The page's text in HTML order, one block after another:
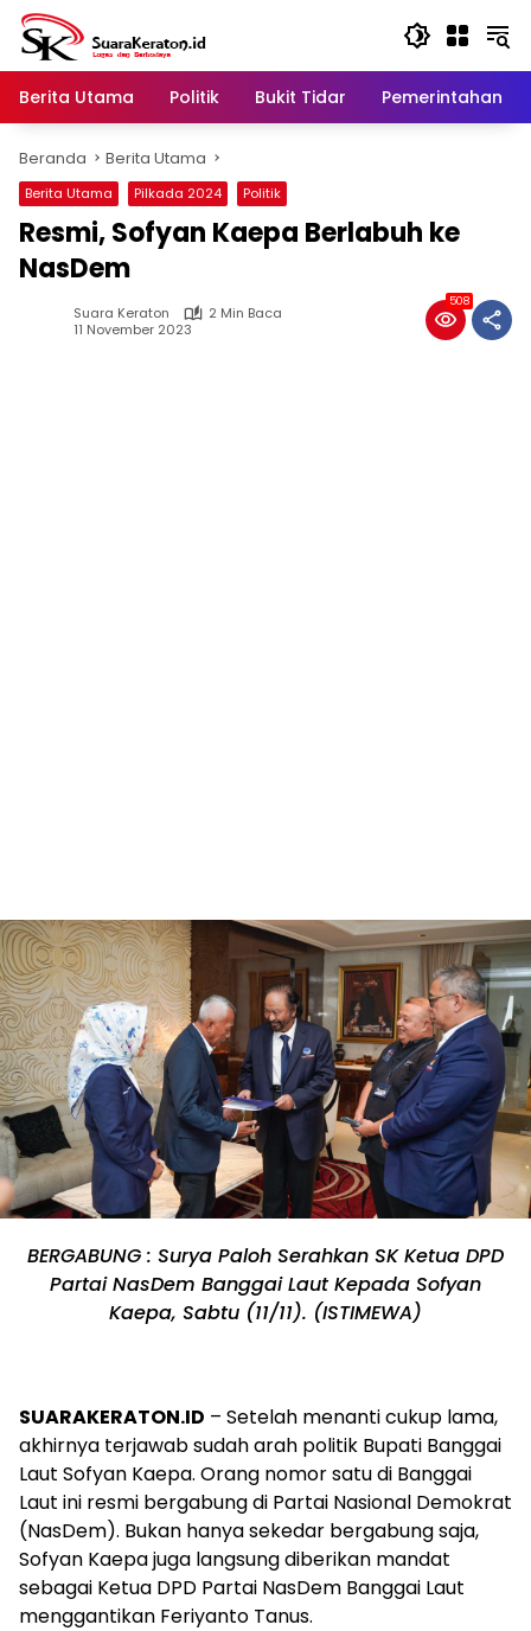
Langsung
konten
Berita Utama
Politik Bukit Tidar Pemerintahan
Beranda Berita Utama
Berita Utama Pilkada 2024 Politik
Resmi, Sofyan Kaepa Berlabuh ke
NasDem
Suara Keraton
2 Min Baca
11 November 2023
508
BERGABUNG : Surya Paloh Serahkan SK Ketua DPD
Partai NasDem Banggai Laut Kepada Sofyan
Kaepa, Sabtu (11/11). (ISTIMEWA)
SUARAKERATON.ID – Setelah menanti cukup lama,
akhirnya terjawab sudah arah politik Bupati Banggai
Laut Sofyan Kaepa. Orang nomor satu di Banggai
Laut ini resmi bergabung di Partai Nasional Demokrat
(NasDem). Bukan hanya sekedar bergabung saja,
Sofyan Kaepa juga langsung diberikan mandat
sebagai Ketua DPD Partai NasDem Banggai Laut
menggantikan Feriyanto Tanus.